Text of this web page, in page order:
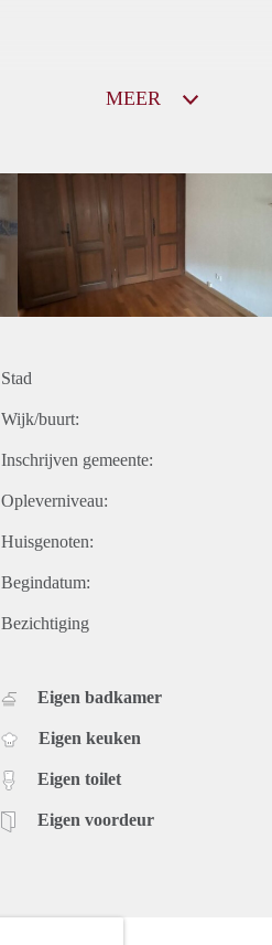
MEER
Stad
Wijk/buurt:
Inschrijven gemeente:
Opleverniveau:
Huisgenoten:
Begindatum:
Bezichtiging
Eigen badkamer
Eigen keuken
Eigen toilet
Eigen voordeur